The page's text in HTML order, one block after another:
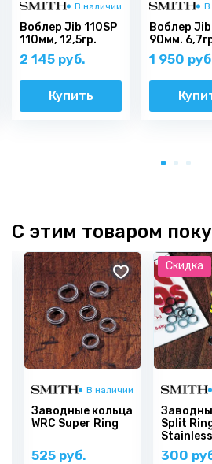
В наличии
Воблер Jib 110SP
110мм, 12,5гр.
2 145 руб.
Купить
В
Воблер
90мм.
1 950
С этим товаром
В наличии
Заводные кольца
WRC Super Ring
525 руб.
Скидка
Split
Stainless
300